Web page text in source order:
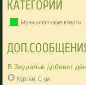
Муниципальные власти
В Зауралье добавят
Курган, 0 км